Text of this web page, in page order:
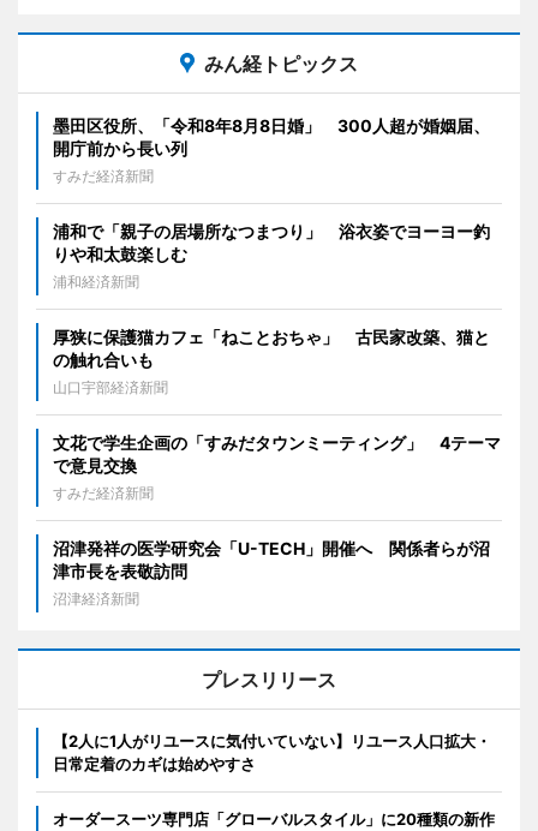
みん経トピックス
墨田区役所、「令和8年8月8日婚」 300人超が婚姻届、
開庁前から長い列
すみだ経済新聞
浦和で「親子の居場所なつまつり」 浴衣姿でヨーヨー釣
りや和太鼓楽しむ
浦和経済新聞
厚狭に保護猫カフェ「ねことおちゃ」 古民家改築、猫と
の触れ合いも
山口宇部経済新聞
文花で学生企画の「すみだタウンミーティング」 4テーマ
で意見交換
すみだ経済新聞
沼津発祥の医学研究会「U-TECH」開催へ 関係者らが沼
津市長を表敬訪問
沼津経済新聞
プレスリリース
【2人に1人がリユースに気付いていない】リユース人口拡大・
日常定着のカギは始めやすさ
オーダースーツ専門店「グローバルスタイル」に20種類の新作